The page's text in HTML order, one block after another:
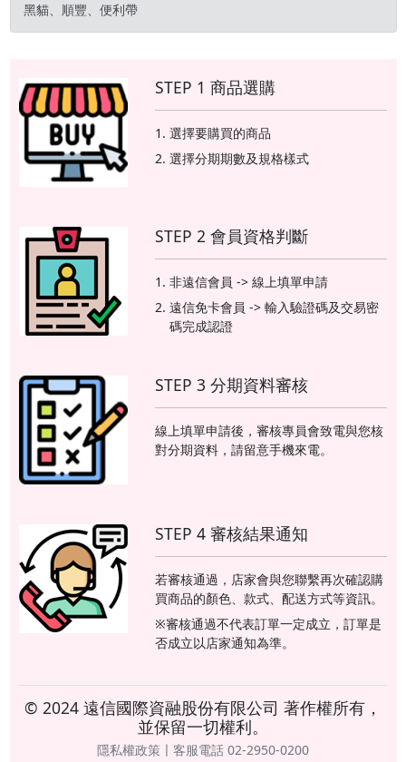
黑貓、順豐、便利帶
STEP 1 商品選購
選擇要購買的商品
選擇分期期數及規格樣式
STEP 2 會員資格判斷
非遠信會員 -> 線上填單申請
遠信免卡會員 -> 輸入驗證碼及交易密
碼完成認證
STEP 3 分期資料審核
線上填單申請後，審核專員會致電與您核
對分期資料，請留意手機來電。
STEP 4 審核結果通知
若審核通過，店家會與您聯繫再次確認購
買商品的顏色、款式、配送方式等資訊。
※審核通過不代表訂單一定成立，訂單是
否成立以店家通知為準。
© 2024 遠信國際資融股份有限公司 著作權所有，
並保留一切權利。
隱私權政策〡客服電話 02-2950-0200